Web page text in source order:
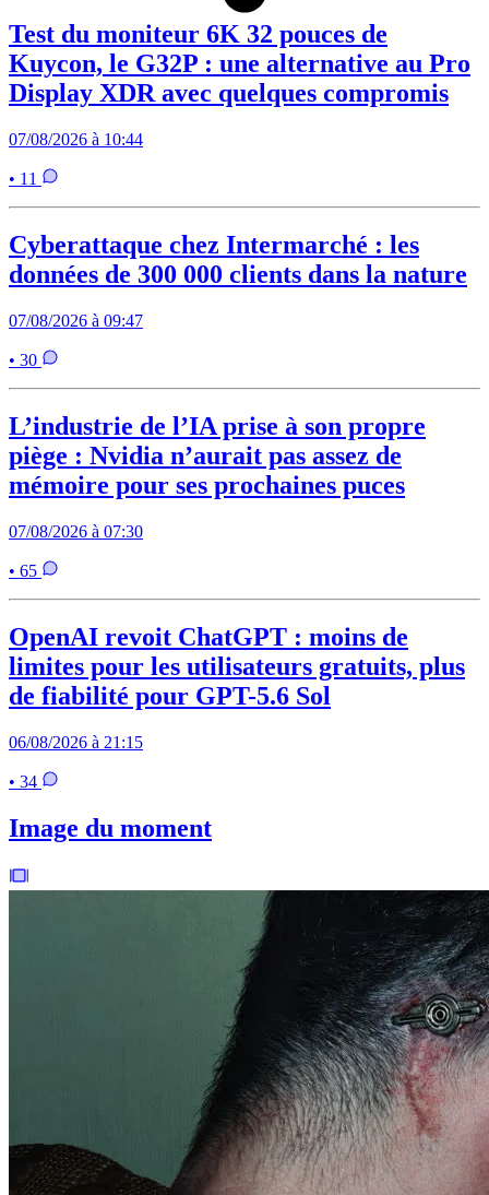
Test du moniteur 6K 32 pouces de
Kuycon, le G32P : une alternative au Pro
Display XDR avec quelques compromis
07/08/2026 à 10:44
• 11
Cyberattaque chez Intermarché : les
données de 300 000 clients dans la nature
07/08/2026 à 09:47
• 30
L’industrie de l’IA prise à son propre
piège : Nvidia n’aurait pas assez de
mémoire pour ses prochaines puces
07/08/2026 à 07:30
• 65
OpenAI revoit ChatGPT : moins de
limites pour les utilisateurs gratuits, plus
de fiabilité pour GPT-5.6 Sol
06/08/2026 à 21:15
• 34
Image du moment